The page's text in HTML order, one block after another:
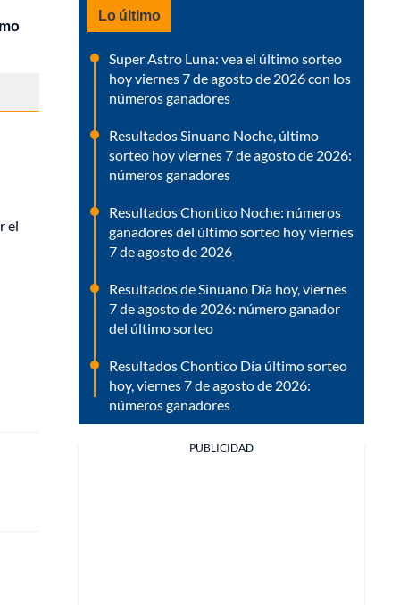
el
Lo último
Super Astro Luna: vea el último sorteo
hoy viernes 7 de agosto de 2026 con los
números ganadores
Resultados Sinuano Noche, último
sorteo hoy viernes 7 de agosto de 2026:
números ganadores
Resultados Chontico Noche: números
ganadores del último sorteo hoy viernes
7 de agosto de 2026
Resultados de Sinuano Día hoy, viernes
7 de agosto de 2026: número ganador
del último sorteo
Resultados Chontico Día último sorteo
hoy, viernes 7 de agosto de 2026:
números ganadores
PUBLICIDAD